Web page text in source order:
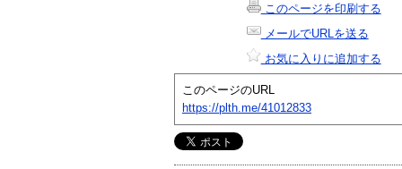
このページを印刷する
メールでURLを送る
お気に入りに追加する
このページのURL
https://plth.me/41012833